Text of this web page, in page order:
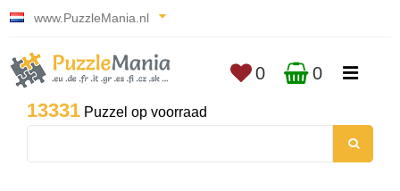
www.PuzzleMania.nl
13331 Puzzel op voorraad
0 0